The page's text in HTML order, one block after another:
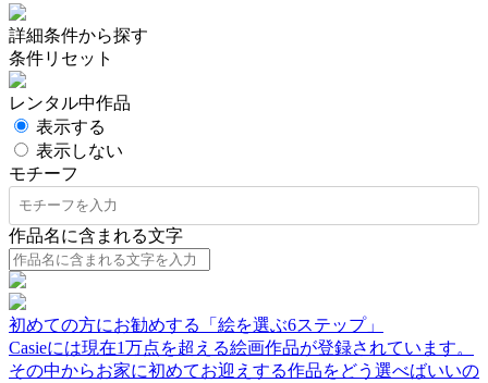
詳細条件から探す
条件リセット
レンタル中作品
表示する
表示しない
モチーフ
作品名に含まれる文字
初めての方にお勧めする「絵を選ぶ6ステップ」
Casieには現在1万点を超える絵画作品が登録されています。
その中からお家に初めてお迎えする作品をどう選べばいいの